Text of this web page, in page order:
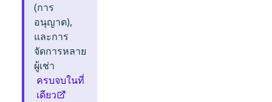
(การ
อนุญาต),
และการ
จัดการหลาย
ผู้เช่า
ครบจบในที่
เดียว